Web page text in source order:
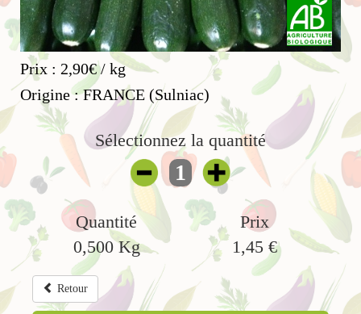
Prix : 2,90€ / kg
Origine : FRANCE (Sulniac)
Sélectionnez la quantité
1
Quantité
0,500Kg
Prix
1,45 €
Retour